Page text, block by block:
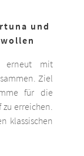
und
erneut mit
Ziel
für die
erreichen.
klassischen